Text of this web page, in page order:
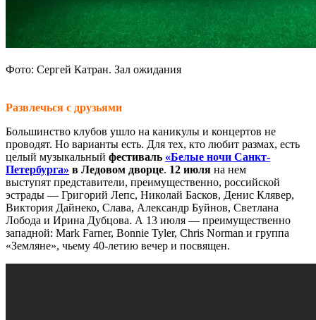
Фото: Сергей Катран. Зал ожидания
Развлечься с друзьями
Большинство клубов ушло на каникулы и концертов не
проводят. Но варианты есть. Для тех, кто любит размах, есть
целый музыкальный фестиваль «Белые ночи Санкт-
Петербурга» в Ледовом дворце. 12 июля на нем
выступят представители, преимущественно, российской
эстрады — Григорий Лепс, Николай Басков, Денис Клявер,
Виктория Дайнеко, Слава, Александр Буйнов, Светлана
Лобода и Ирина Дубцова. А 13 июля — преимущественно
западной: Mark Farner, Bonnie Tyler, Chris Norman и группа
«Земляне», чьему 40-летию вечер и посвящен.